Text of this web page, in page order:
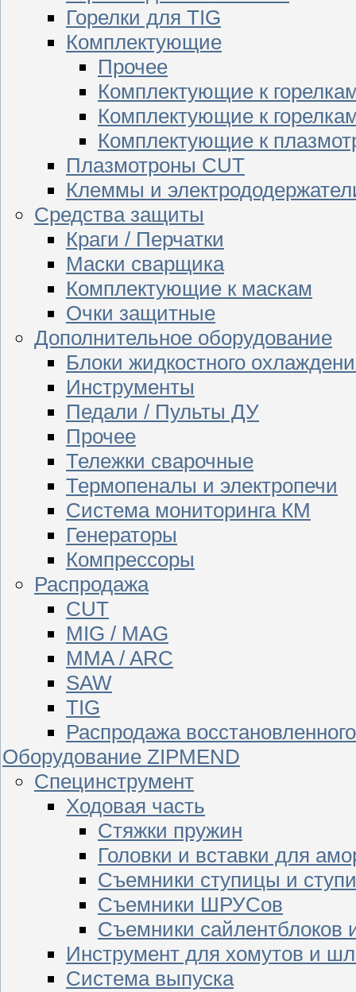
Горелки для TIG
Комплектующие
Прочее
Комплектующие к
Комплектующие к
Комплектующие к
Плазмотроны CUT
Клеммы и
Средства защиты
Краги / Перчатки
Маски сварщика
Комплектующие к маскам
Очки защитные
Дополнительное оборудование
Блоки жидкостного
Инструменты
Педали / Пульты ДУ
Прочее
Тележки сварочные
Термопеналы и электропечи
Система мониторинга КМ
Генераторы
Компрессоры
Распродажа
CUT
MIG / MAG
MMA / ARC
SAW
TIG
Распродажа
Оборудование ZIPMEND
Специнструмент
Ходовая часть
Стяжки пружин
Головки и вставки для
Съемники ступицы и
Съемники ШРУСов
Съемники сайлентблоков
Инструмент для хомутов и
Система выпуска